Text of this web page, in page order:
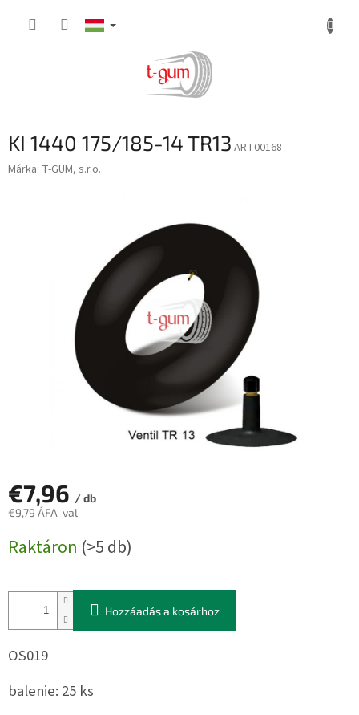
KI 1440 175/185-14 TR13 ART00168
Márka: T-GUM, s.r.o.
€7,96 / db
€9,79 ÁFA-val
Raktáron (>5 db)
Hozzáadás a kosárhoz
OS019
balenie: 25 ks